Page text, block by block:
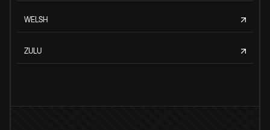
WELSH
ZULU